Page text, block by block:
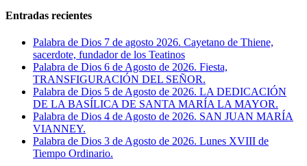
Entradas recientes
Palabra de Dios 7 de agosto 2026. Cayetano de Thiene,
sacerdote, fundador de los Teatinos
Palabra de Dios 6 de Agosto de 2026. Fiesta,
TRANSFIGURACIÓN DEL SEÑOR.
Palabra de Dios 5 de Agosto de 2026. LA DEDICACIÓN
DE LA BASÍLICA DE SANTA MARÍA LA MAYOR.
Palabra de Dios 4 de Agosto de 2026. SAN JUAN MARÍA
VIANNEY.
Palabra de Dios 3 de Agosto de 2026. Lunes XVIII de
Tiempo Ordinario.